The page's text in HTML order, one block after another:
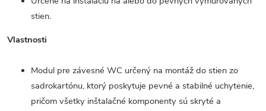
stien.
Vlastnosti
Modul pre závesné WC určený na montáž do stien zo
sadrokartónu, ktorý poskytuje pevné a stabilné uchytenie,
pričom všetky inštalačné komponenty sú skryté a